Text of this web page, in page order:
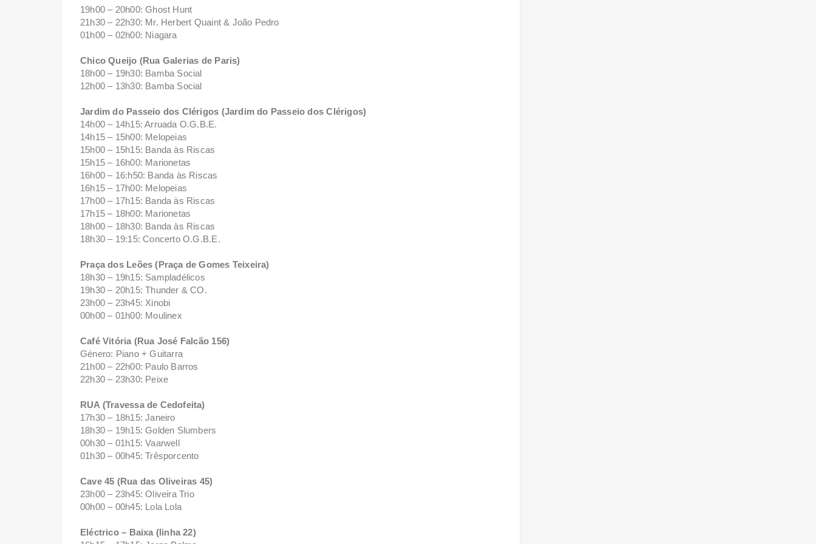
19h00 – 20h00: Ghost Hunt
21h30 – 22h30: Mr. Herbert Quaint & João Pedro
01h00 – 02h00: Niagara
Chico Queijo (Rua Galerias de Paris)
18h00 – 19h30: Bamba Social
12h00 – 13h30: Bamba Social
Jardim do Passeio dos Clérigos (Jardim do Passeio dos Clérigos)
14h00 – 14h15: Arruada O.G.B.E.
14h15 – 15h00: Melopeias
15h00 – 15h15: Banda às Riscas
15h15 – 16h00: Marionetas
16h00 – 16:h50: Banda às Riscas
16h15 – 17h00: Melopeias
17h00 – 17h15: Banda às Riscas
17h15 – 18h00: Marionetas
18h00 – 18h30: Banda às Riscas
18h30 – 19:15: Concerto O.G.B.E.
Praça dos Leões (Praça de Gomes Teixeira)
18h30 – 19h15: Sampladélicos
19h30 – 20h15: Thunder & CO.
23h00 – 23h45: Xinobi
00h00 – 01h00: Moulinex
Café Vitória (Rua José Falcão 156)
Género: Piano + Guitarra
21h00 – 22h00: Paulo Barros
22h30 – 23h30: Peixe
RUA (Travessa de Cedofeita)
17h30 – 18h15: Janeiro
18h30 – 19h15: Golden Slumbers
00h30 – 01h15: Vaarwell
01h30 – 00h45: Trêsporcento
Cave 45 (Rua das Oliveiras 45)
23h00 – 23h45: Oliveira Trio
00h00 – 00h45: Lola Lola
Eléctrico – Baixa (linha 22)